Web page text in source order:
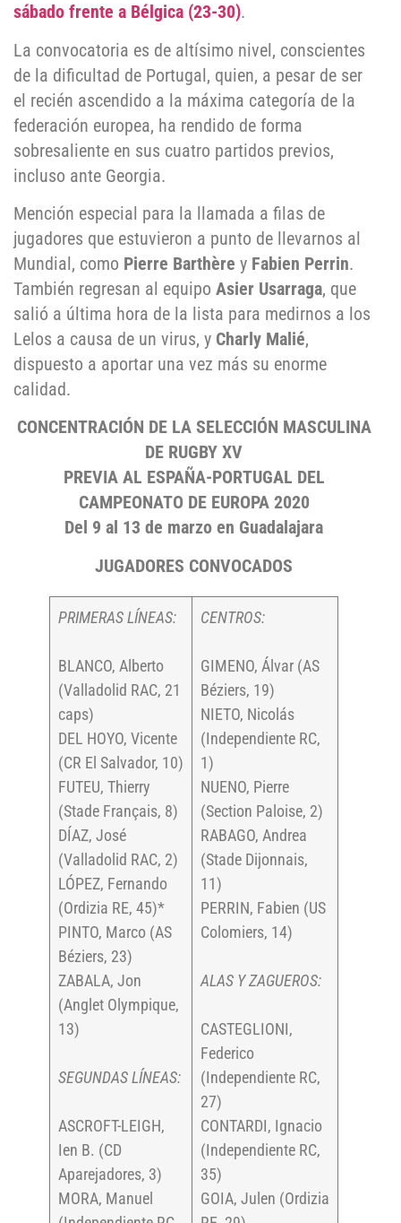
sábado frente a Bélgica (23-30).
La convocatoria es de altísimo nivel, conscientes
de la dificultad de Portugal, quien, a pesar de ser
el recién ascendido a la máxima categoría de la
federación europea, ha rendido de forma
sobresaliente en sus cuatro partidos previos,
incluso ante Georgia.
Mención especial para la llamada a filas de
jugadores que estuvieron a punto de llevarnos al
Mundial, como Pierre Barthère y Fabien Perrin.
También regresan al equipo Asier Usarraga, que
salió a última hora de la lista para medirnos a los
Lelos a causa de un virus, y Charly Malié,
dispuesto a aportar una vez más su enorme
calidad.
CONCENTRACIÓN DE LA SELECCIÓN MASCULINA
DE RUGBY XV
PREVIA AL ESPAÑA-PORTUGAL DEL
CAMPEONATO DE EUROPA 2020
Del 9 al 13 de marzo en Guadalajara
JUGADORES CONVOCADOS
PRIMERAS LÍNEAS:
BLANCO, Alberto
(Valladolid RAC, 21
caps)
DEL HOYO, Vicente
(CR El Salvador, 10)
FUTEU, Thierry
(Stade Français, 8)
DÍAZ, José
(Valladolid RAC, 2)
LÓPEZ, Fernando
(Ordizia RE, 45)*
PINTO, Marco (AS
Béziers, 23)
ZABALA, Jon
(Anglet Olympique,
13)
SEGUNDAS LÍNEAS:
ASCROFT-LEIGH,
Ien B. (CD
Aparejadores, 3)
MORA, Manuel
CENTROS:
GIMENO, Álvar (AS
Béziers, 19)
NIETO, Nicolás
(Independiente RC,
1)
NUENO, Pierre
(Section Paloise, 2)
RABAGO, Andrea
(Stade Dijonnais,
11)
PERRIN, Fabien (US
Colomiers, 14)
ALAS Y ZAGUEROS:
CASTEGLIONI,
Federico
(Independiente RC,
27)
CONTARDI, Ignacio
(Independiente RC,
35)
GOIA, Julen (Ordizia